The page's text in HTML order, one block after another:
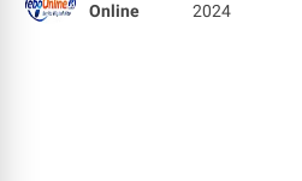
Online
2024